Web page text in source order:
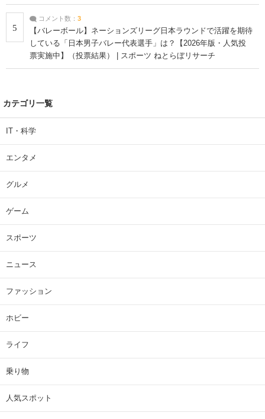
5
コメント数： 3
【バレーボール】ネーションズリーグ日本ラウンドで活躍を期待
している「日本男子バレー代表選手」は？【2026年版・人気投
票実施中】（投票結果） | スポーツ ねとらぼリサーチ
カテゴリ一覧
IT・科学
エンタメ
グルメ
ゲーム
スポーツ
ニュース
ファッション
ホビー
ライフ
乗り物
人気スポット